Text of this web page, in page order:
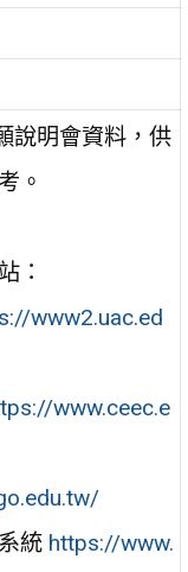
說明會資料，供
。
：
www2.uac.ed
www.ceec.e
統 https://www.